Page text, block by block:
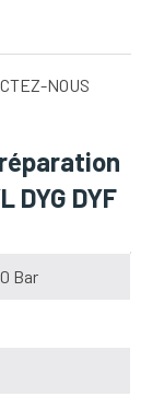
NOUS
DYF
Bar